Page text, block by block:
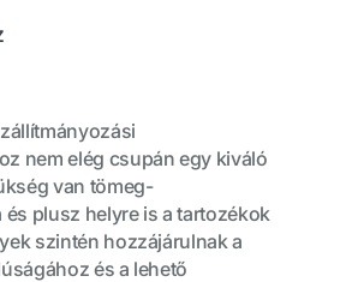
nem elég csupán egy kiváló
van tömeg-
és plusz helyre is a tartozékok
szintén hozzájárulnak a
és a lehető